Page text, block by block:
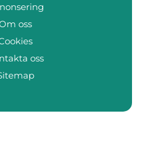
oss
oss